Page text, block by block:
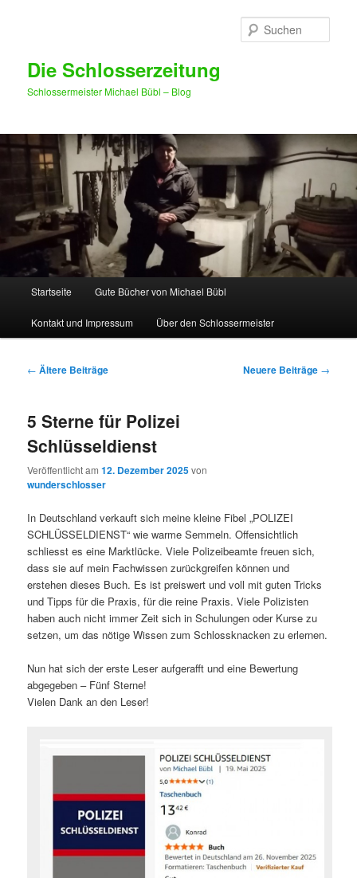
Die Schlosserzeitung
Schlossermeister Michael Bübl – Blog
Zum Inhalt wechseln
Zum sekundären Inhalt wechseln
Startseite Gute Bücher von Michael Bübl
Kontakt und Impressum Über den Schlossermeister
Artikelnavigation
← Ältere Beiträge Neuere Beiträge →
5 Sterne für Polizei
Schlüsseldienst
Veröffentlicht am12. Dezember 2025von
wunderschlosser
In Deutschland verkauft sich meine kleine Fibel „POLIZEI
SCHLÜSSELDIENST“ wie warme Semmeln. Offensichtlich
schliesst es eine Marktlücke. Viele Polizeibeamte freuen sich,
dass sie auf mein Fachwissen zurückgreifen können und
erstehen dieses Buch. Es ist preiswert und voll mit guten Tricks
und Tipps für die Praxis, für die reine Praxis. Viele Polizisten
haben auch nicht immer Zeit sich in Schulungen oder Kurse zu
setzen, um das nötige Wissen zum Schlossknacken zu erlernen.
Nun hat sich der erste Leser aufgerafft und eine Bewertung
abgegeben – Fünf Sterne!
Vielen Dank an den Leser!